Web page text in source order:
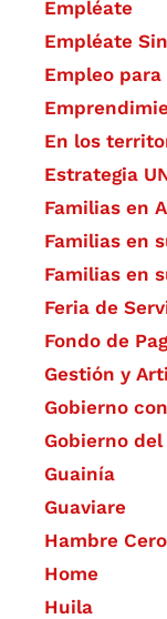
Empléate
Empléate
Empleo
En los
Estrategia
Familias en
Familias en
Familias en
Feria de
Fondo de
Gestión y
Gobierno
Gobierno
Guainía
Guaviare
Hambre Cero
Home
Huila